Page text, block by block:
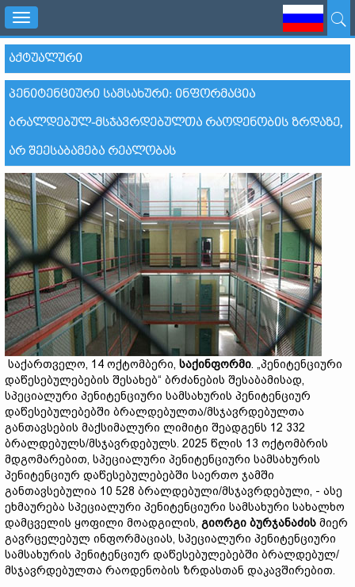
Toggle
navigation
ᲐᲥᲢᲣᲐᲚᲣᲠᲘ
ᲞᲔᲜᲘᲢᲔᲜᲪᲘᲣᲠᲘ ᲡᲐᲛᲡᲐᲮᲣᲠᲘ: ᲘᲜᲤᲝᲠᲛᲐᲪᲘᲐ
ᲑᲠᲐᲚᲓᲔᲑᲣᲚ-ᲛᲡᲯᲐᲕᲠᲓᲔᲑᲣᲚᲗᲐ ᲠᲐᲝᲓᲔᲜᲝᲑᲘᲡ ᲖᲠᲓᲐᲖᲔ,
ᲐᲠ ᲨᲔᲔᲡᲐᲑᲐᲛᲔᲑᲐ ᲠᲔᲐᲚᲝᲑᲐᲡ
საქართველო, 14 ოქტომბერი, საქინფორმი. „პენიტენციური
დაწესებულებების შესახებ“ ბრძანების შესაბამისად,
სპეციალური პენიტენციური სამსახურის პენიტენციურ
დაწესებულებებში ბრალდებულთა/მსჯავრდებულთა
განთავსების მაქსიმალური ლიმიტი შეადგენს 12 332
ბრალდებულს/მსჯავრდებულს. 2025 წლის 13 ოქტომბრის
მდგომარებით, სპეციალური პენიტენციური სამსახურის
პენიტენციურ დაწესებულებებში საერთო ჯამში
განთავსებულია 10 528 ბრალდებული/მსჯავრდებული, - ასე
ეხმაურება სპეციალური პენიტენციური სამსახური სახალხო
დამცველის ყოფილი მოადგილის, გიორგი ბურჯანაძის მიერ
გავრცელებულ ინფორმაციას, სპეციალური პენიტენციური
სამსახურის პენიტენციურ დაწესებულებებში ბრალდებულ/
მსჯავრდებულთა რაოდენობის ზრდასთან დაკავშირებით.